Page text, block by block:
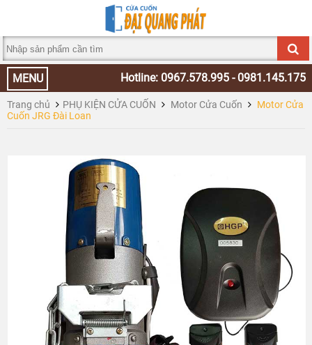
MENU Hotline: 0967.578.995 - 0981.145.175
Trang chủ PHỤ KIỆN CỬA CUỐN Motor Cửa Cuốn
Motor Cửa
Cuốn JRG Đài Loan